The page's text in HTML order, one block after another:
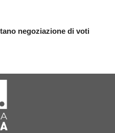
negoziazione di voti